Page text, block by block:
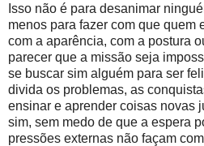
Isso não é para desanimar
menos para fazer com que quem
com a aparência, com a postura
parecer que a missão seja
se buscar sim alguém para ser
divida os problemas, as
ensinar e aprender coisas novas
sim, sem medo de que a espera
pressões externas não façam